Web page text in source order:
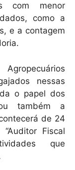
com menor
como a
e a contagem
nessas
o papel dos
também a
de 24
Fiscal
que